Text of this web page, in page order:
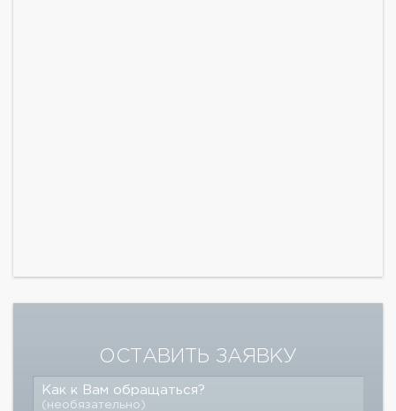
ОСТАВИТЬ ЗАЯВКУ
Как к Вам обращаться?
(необязательно)